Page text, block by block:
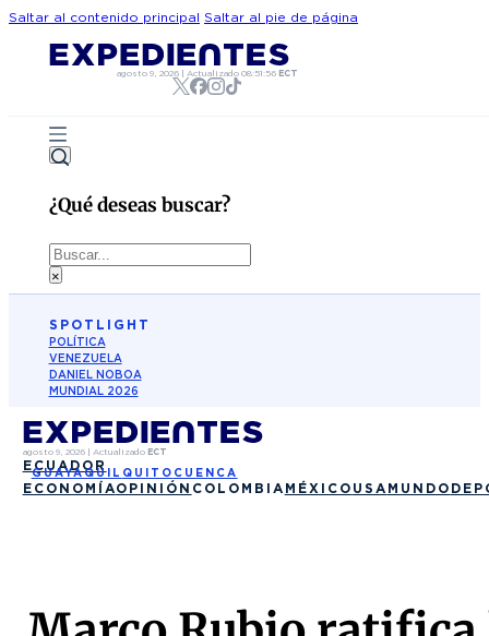
Saltar al contenido principal Saltar al pie de página
agosto 9, 2026 |Actualizado08:51:56 ECT
¿Qué deseas buscar?
Buscar
×
SPOTLIGHT
POLÍTICA
VENEZUELA
DANIEL NOBOA
MUNDIAL 2026
agosto 9, 2026| Actualizado ECT
ECUADOR
GUAYAQUIL QUITO CUENCA
ECONOMÍAOPINIÓN COLOMBIA MÉXICO USA MUNDO